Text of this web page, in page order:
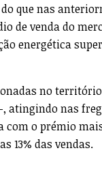
que nas
de venda do
energética
no
atingindo nas
com o prémio
13% das vendas.